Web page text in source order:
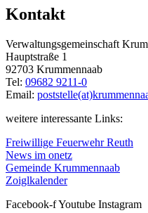
Kontakt
Verwaltungsgemeinschaft
Hauptstraße 1
92703 Krummennaab
Tel: 09682 9211-0
Email:
weitere interessante Links:
Freiwillige Feuerwehr Reuth
News im onetz
Gemeinde Krummennaab
Zoiglkalender
Facebook-fYoutube Instagram